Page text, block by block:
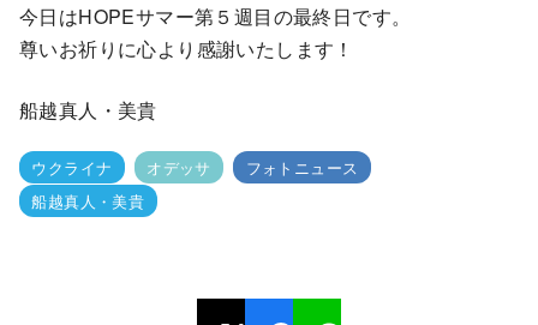
今日はHOPEサマー第５週目の最終日です。
尊いお祈りに心より感謝いたします！
船越真人・美貴
ウクライナ オデッサ
フォトニュース
船越真人・美貴